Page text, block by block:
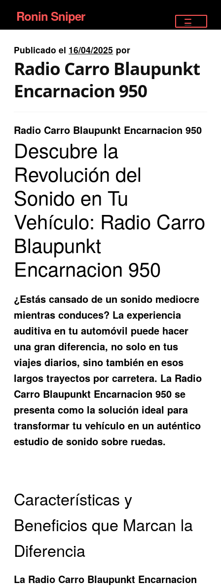
Ir
a
la
navegación
Ir
al
contenido
Ronin Sniper
EQUIPAMIENTO ÉLITE
SATELITALES
Publicado el 16/04/2025 por
Radio Carro Blaupunkt
Encarnacion 950
Radio Carro Blaupunkt Encarnacion 950
Descubre la
Revolución del
Sonido en Tu
Vehículo: Radio Carro
Blaupunkt
Encarnacion 950
¿Estás cansado de un sonido mediocre
mientras conduces? La experiencia
auditiva en tu automóvil puede hacer
una gran diferencia, no solo en tus
viajes diarios, sino también en esos
largos trayectos por carretera. La Radio
Carro Blaupunkt Encarnacion 950 se
presenta como la solución ideal para
transformar tu vehículo en un auténtico
estudio de sonido sobre ruedas.
Características y
Beneficios que Marcan la
Diferencia
La Radio Carro Blaupunkt Encarnacion